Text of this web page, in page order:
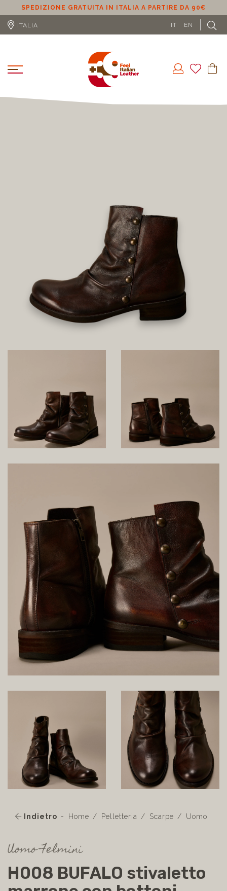
IN ITALIA A PARTIRE DA 90€
SPEDIZIONE GRATUITA IN
DA
Scarpe
Uomo Felmini
H008 BUFALO stivaletto